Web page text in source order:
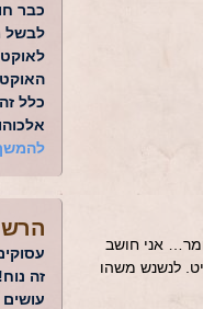
אני חושב
לנשנש משהו
כבר
לבשל
כלל